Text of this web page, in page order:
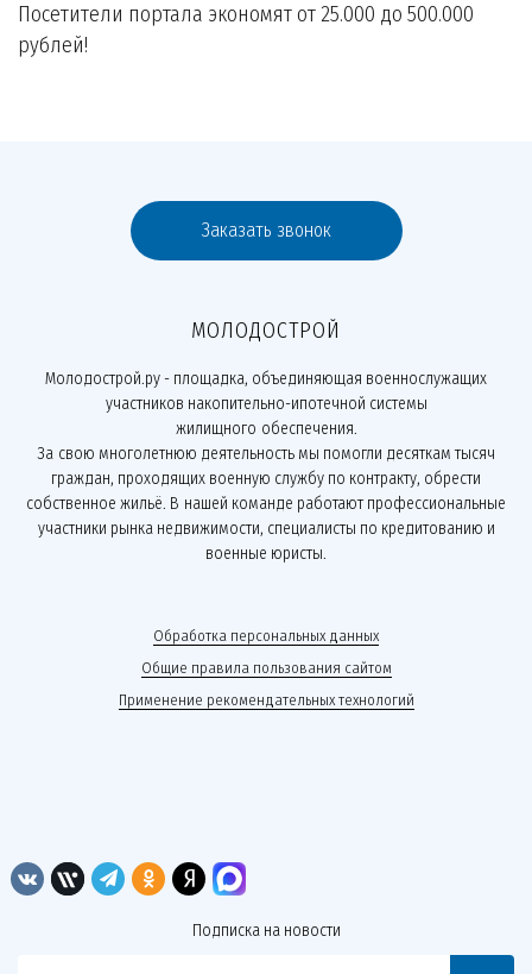
Посетители портала экономят от 25.000 до 500.000
рублей!
Заказать звонок
МОЛОДОСТРОЙ
Молодострой.ру - площадка, объединяющая военнослужащих
участников накопительно-ипотечной системы
жилищного обеспечения.
За свою многолетнюю деятельность мы помогли десяткам тысяч
граждан, проходящих военную службу по контракту, обрести
собственное жильё. В нашей команде работают профессиональные
участники рынка недвижимости, специалисты по кредитованию и
военные юристы.
Обработка персональных данных
Общие правила пользования сайтом
Применение рекомендательных технологий
Подписка на новости